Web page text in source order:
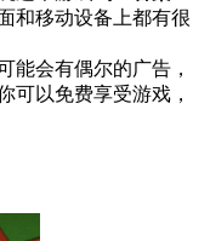
和移动设备上都有很
能会有偶尔的广告，
可以免费享受游戏，